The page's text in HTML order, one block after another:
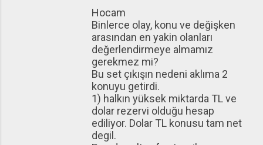
Hocam
Binlerce olay, konu ve değişken
arasından en yakin olanları
değerlendirmeye almamız
gerekmez mi?
Bu set çıkışın nedeni aklıma 2
konuyu getirdi.
1) halkın yüksek miktarda TL ve
dolar rezervi olduğu hesap
ediliyor. Dolar TL konusu tam net
degil.